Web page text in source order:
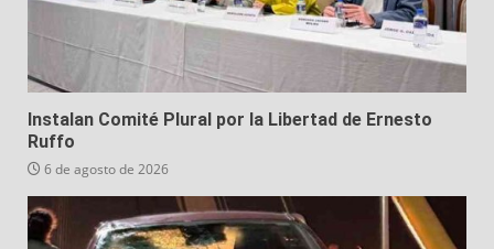
Instalan Comité Plural por la Libertad de Ernesto
Ruffo
6 de agosto de 2026